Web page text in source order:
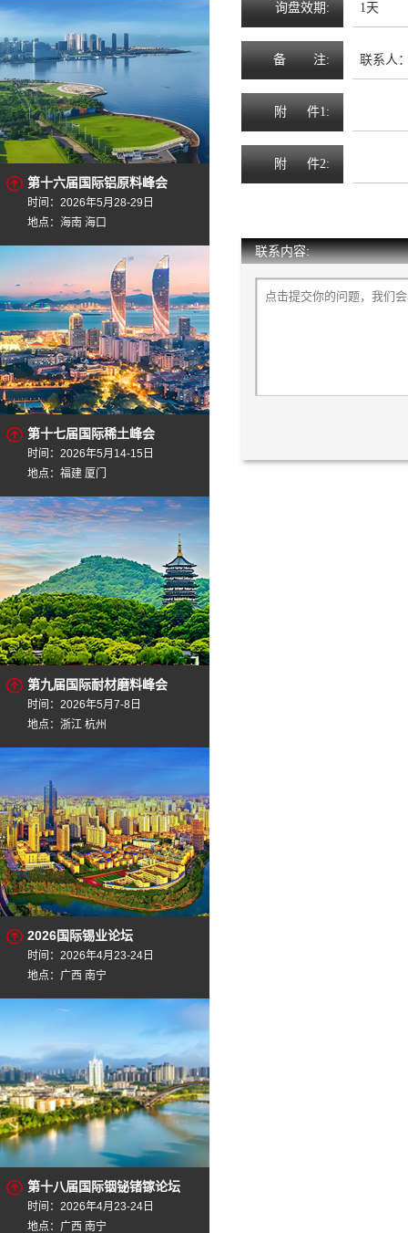
第十六届国际铝原料峰会
时间：2026年5月28-29日
地点：海南 海口
第十七届国际稀土峰会
时间：2026年5月14-15日
地点：福建 厦门
第九届国际耐材磨料峰会
时间：2026年5月7-8日
地点：浙江 杭州
2026国际锡业论坛
时间：2026年4月23-24日
地点：广西 南宁
第十八届国际铟铋锗镓论坛
时间：2026年4月23-24日
地点：广西 南宁
询盘效期 : 1天
备 注: 联系人
附 件1:
附 件2:
联系内容: